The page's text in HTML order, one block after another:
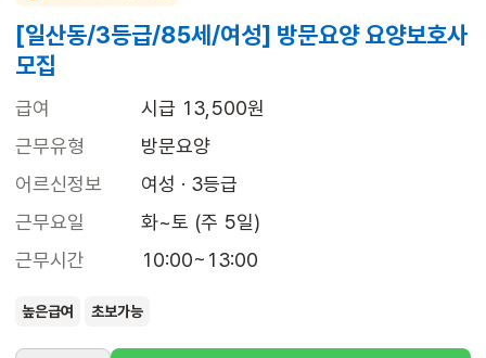
[일산동/3등급/85세/여성] 방문요양 요양보호사
모집
급여
시급 13,500원
근무유형
방문요양
어르신정보
여성 · 3등급
근무요일
화~토 (주 5일)
근무시간
10:00~13:00
높은급여 초보가능